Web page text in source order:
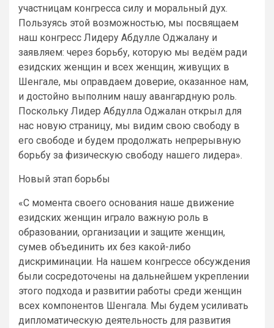
участницам конгресса силу и моральный дух.
Пользуясь этой возможностью, мы посвящаем
наш конгресс Лидеру Абдулле Оджалану и
заявляем: через борьбу, которую мы ведём ради
езидских женщин и всех женщин, живущих в
Шенгале, мы оправдаем доверие, оказанное нам,
и достойно выполним нашу авангардную роль.
Поскольку Лидер Абдулла Оджалан открыл для
нас новую страницу, мы видим свою свободу в
его свободе и будем продолжать непрерывную
борьбу за физическую свободу нашего лидера».
Новый этап борьбы
«С момента своего основания наше движение
езидских женщин играло важную роль в
образовании, организации и защите женщин,
сумев объединить их без какой-либо
дискриминации. На нашем конгрессе обсуждения
были сосредоточены на дальнейшем укреплении
этого подхода и развитии работы среди женщин
всех компонентов Шенгала. Мы будем усиливать
дипломатическую деятельность для развития